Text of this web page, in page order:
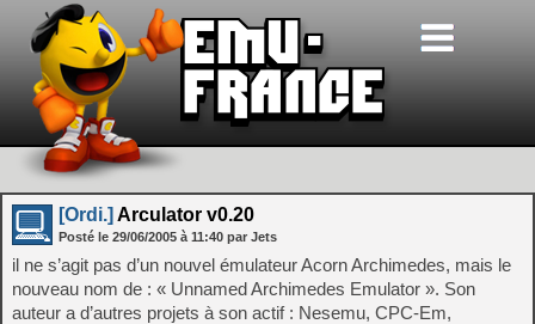
[Ordi.] Arculator v0.20
Posté le 29/06/2005 à 11:40 par Jets
il ne s’agit pas d’un nouvel émulateur Acorn Archimedes, mais le
nouveau nom de : « Unnamed Archimedes Emulator ». Son
auteur a d’autres projets à son actif : Nesemu, CPC-Em,